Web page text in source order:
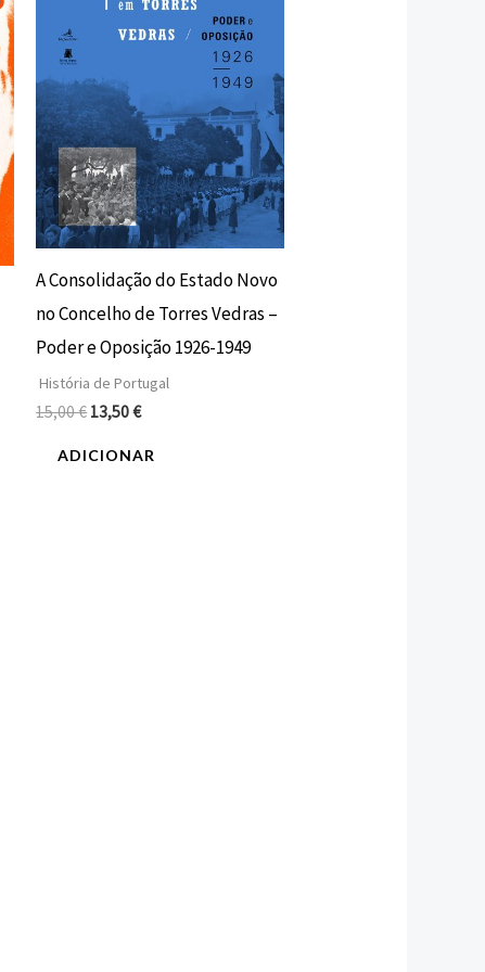
A Consolidação do Estado Novo
no Concelho de Torres Vedras –
Poder e Oposição 1926-1949
História de Portugal
15,00€13,50€
ADICIONAR